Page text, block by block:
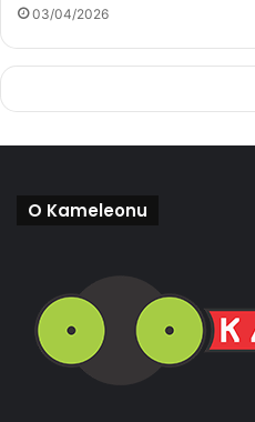
03/04/2026
O Kameleonu